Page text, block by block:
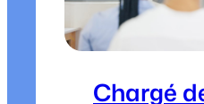
Chargé